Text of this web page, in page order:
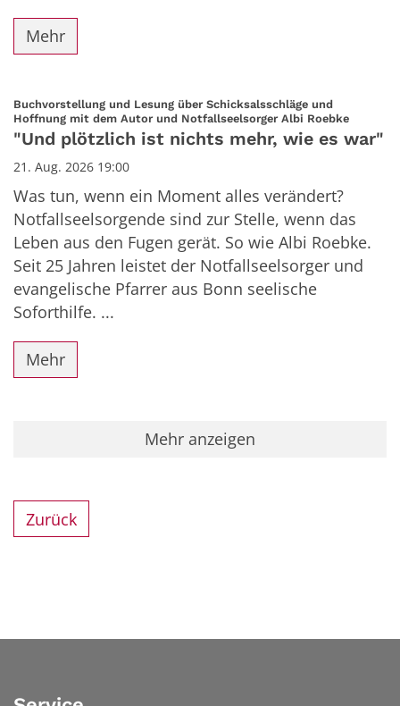
Mehr
Buchvorstellung und Lesung über Schicksalsschläge und
Hoffnung mit dem Autor und Notfallseelsorger Albi Roebke:
"Und plötzlich ist nichts mehr, wie es war"
21. Aug. 2026 19:00
Was tun, wenn ein Moment alles verändert?
Notfallseelsorgende sind zur Stelle, wenn das
Leben aus den Fugen gerät. So wie Albi Roebke.
Seit 25 Jahren leistet der Notfallseelsorger und
evangelische Pfarrer aus Bonn seelische
Soforthilfe. ...
Mehr
Mehr anzeigen
Zurück